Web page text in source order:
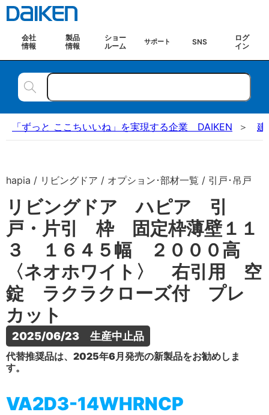
会社
情報
製品
情報
ショー
ルーム
サポート SNS
ログ
イン
「ずっと ここちいいね」を実現する企業 DAIKEN 建
hapia / リビングドア / オプション･部材一覧 / 引戸･吊戸
リビングドア ハピア 引
戸・片引 枠 固定枠薄壁１１
３ １６４５幅 ２０００高
〈ネオホワイト〉 右引用 空
錠 ラクラクローズ付 プレ
カット
2025/06/23　生産中止品
代替推奨品は、2025年6月発売の新製品をお勧めしま
す。
VA2D3-14WHRNCP